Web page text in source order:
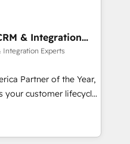
Math, and Story to stop
debt setup
our 7 HubSpot
integrity migrations for
Star Reviews
& Integration
Integration Experts
Partner of the Year,
your customer lifecycle
Globalia (AI &
Media (Paid Media),